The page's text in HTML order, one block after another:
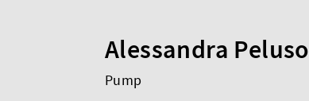
Alessandra Peluso
Pump